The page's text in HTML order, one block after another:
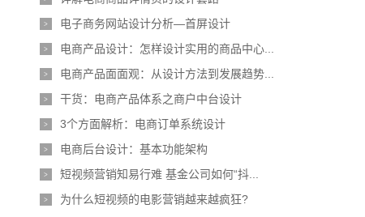
> 电子商务网站设计分析—首屏设计
> 电商产品设计：怎样设计实用的商品中心...
> 电商产品面面观：从设计方法到发展趋势...
> 干货：电商产品体系之商户中台设计
> 3个方面解析：电商订单系统设计
> 电商后台设计：基本功能架构
> 短视频营销知易行难 基金公司如何“抖...
> 为什么短视频的电影营销越来越疯狂?